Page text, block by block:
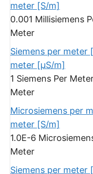
meter [S/m]
0.001 Millisiemens
Meter
Siemens per meter
meter [μS/m]
1 Siemens Per
Meter
Microsiemens per
meter [S/m]
1.0E-6
Meter
Siemens per meter